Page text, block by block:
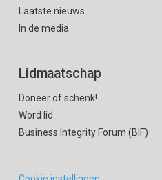
Laatste nieuws
In de media
Lidmaatschap
Doneer of schenk!
Word lid
Business Integrity Forum (BIF)